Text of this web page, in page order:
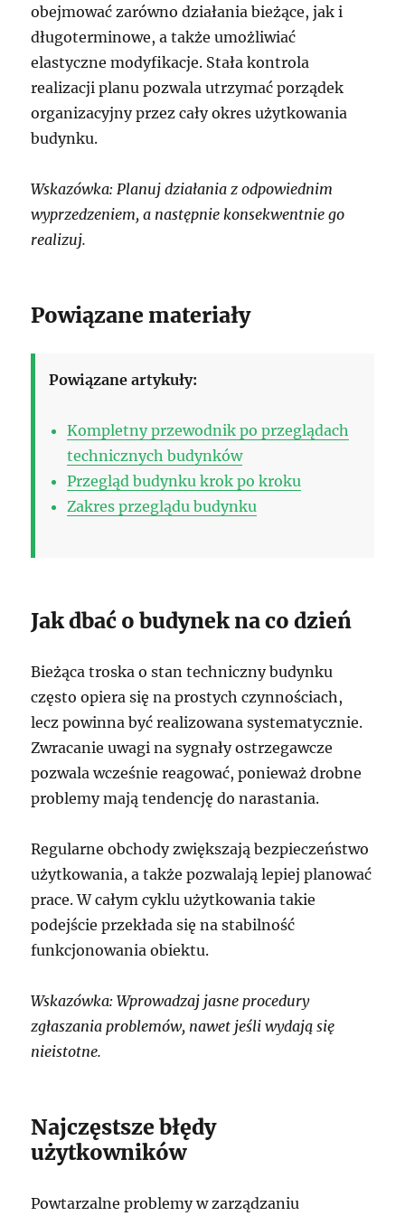
obejmować zarówno działania bieżące, jak i
długoterminowe, a także umożliwiać
elastyczne modyfikacje. Stała kontrola
realizacji planu pozwala utrzymać porządek
organizacyjny przez cały okres użytkowania
budynku.
Wskazówka: Planuj działania z odpowiednim
wyprzedzeniem, a następnie konsekwentnie go
realizuj.
Powiązane materiały
Powiązane artykuły:
Kompletny przewodnik po przeglądach
technicznych budynków
Przegląd budynku krok po kroku
Zakres przeglądu budynku
Jak dbać o budynek na co dzień
Bieżąca troska o stan techniczny budynku
często opiera się na prostych czynnościach,
lecz powinna być realizowana systematycznie.
Zwracanie uwagi na sygnały ostrzegawcze
pozwala wcześnie reagować, ponieważ drobne
problemy mają tendencję do narastania.
Regularne obchody zwiększają bezpieczeństwo
użytkowania, a także pozwalają lepiej planować
prace. W całym cyklu użytkowania takie
podejście przekłada się na stabilność
funkcjonowania obiektu.
Wskazówka: Wprowadzaj jasne procedury
zgłaszania problemów, nawet jeśli wydają się
nieistotne.
Najczęstsze błędy
użytkowników
Powtarzalne problemy w zarządzaniu